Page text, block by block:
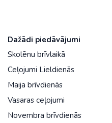
Dažādi piedāvājumi
Skolēnu brīvlaikā
Ceļojumi Lieldienās
Maija brīvdienās
Vasaras ceļojumi
Novembra brīvdienās